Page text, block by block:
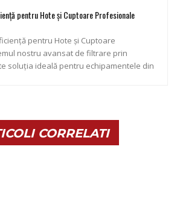
pentru Hote și Cuptoare Profesionale
pentru Hote și Cuptoare
soluția ideală pentru echipamentele din
CORRELATI